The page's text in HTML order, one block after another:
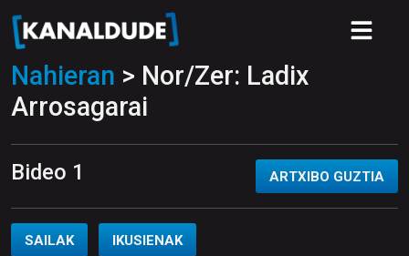
Nahieran > Nor/Zer: Ladix
Arrosagarai
Bideo 1 ARTXIBO GUZTIA
SAILAK IKUSIENAK